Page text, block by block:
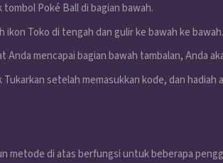
tombol Poké Ball di bagian bawah.
ikon Toko di tengah dan gulir ke bawah ke bawah.
Anda mencapai bagian bawah tambalan, Anda
Tukarkan setelah memasukkan kode, dan hadiah
metode di atas berfungsi untuk beberapa